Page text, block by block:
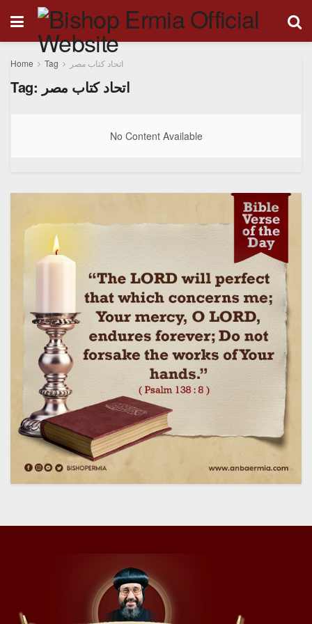
Home Tag اتحاد كتاب مصر
Tag: اتحاد كتاب مصر
No Content Available